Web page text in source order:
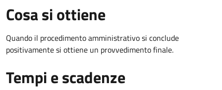
Cosa si ottiene
Quando il procedimento amministrativo si conclude
positivamente si ottiene un provvedimento finale.
Tempi e scadenze